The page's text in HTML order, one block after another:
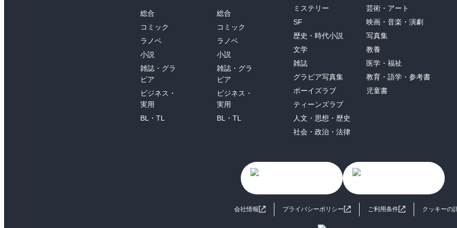
総合
コミック
ラノベ
小説
雑誌・グラ
ビア
ビジネス・
実用
BL・TL
総合
コミック
ラノベ
小説
雑誌・グラ
ビア
ビジネス・
実用
BL・TL
ミステリー
SF
歴史・時代小説
文学
雑誌
グラビア写真集
ボーイズラブ
ティーンズラブ
人文・思想・歴史
社会・政治・法律
芸術・アート
映画・音楽・演劇
写真集
教養
医学・福祉
教育・語学・参考書
児童書
会社情報 プライバシーポリシー ご利用条件 クッキーの